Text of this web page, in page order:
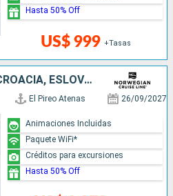
US$ 999 +Tasas
Hasta 50% Off
GRECIA, MONTENEGRO, CROACIA, ESLOVENIA, ITALIA
El Pireo Atenas 26/09/2027
Animaciones Incluidas
Paquete WiFi*
Créditos para excursiones
Hasta 50% Off